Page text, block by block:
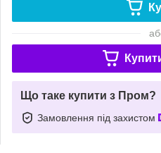
Що таке купити з Пром?
Замовлення під захистом